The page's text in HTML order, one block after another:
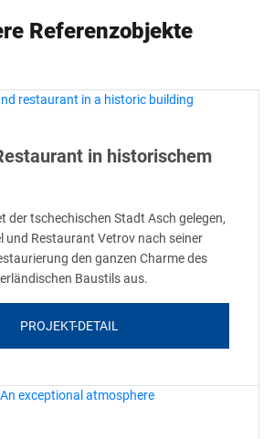
Referenzobjekte
in historischem
der tschechischen Stadt Asch gelegen,
und Restaurant Vetrov nach seiner
den ganzen Charme des
Baustils aus.
PROJEKT-DETAIL